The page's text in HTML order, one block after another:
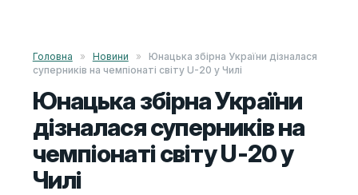
Головна » Новини »
Юнацька збірна України дізналася
суперників на чемпіонаті світу U-20 у Чилі
Юнацька збірна України
дізналася суперників на
чемпіонаті світу U-20 у
Чилі